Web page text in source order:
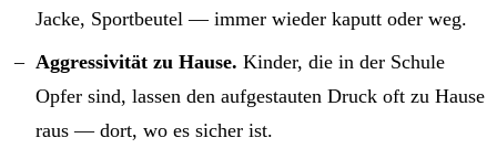
Jacke, Sportbeutel — immer wieder kaputt oder weg.
Aggressivität zu Hause. Kinder, die in der Schule
Opfer sind, lassen den aufgestauten Druck oft zu Hause
raus — dort, wo es sicher ist.